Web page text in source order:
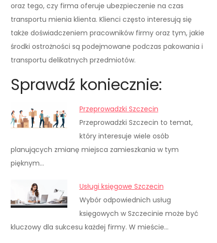
oraz tego, czy firma oferuje ubezpieczenie na czas
transportu mienia klienta. Klienci często interesują się
także doświadczeniem pracowników firmy oraz tym, jakie
środki ostrożności są podejmowane podczas pakowania i
transportu delikatnych przedmiotów.
Sprawdź koniecznie:
Przeprowadzki Szczecin
Przeprowadzki Szczecin to temat,
który interesuje wiele osób
planujących zmianę miejsca zamieszkania w tym
pięknym…
Usługi księgowe Szczecin
Wybór odpowiednich usług
księgowych w Szczecinie może być
kluczowy dla sukcesu każdej firmy. W mieście…